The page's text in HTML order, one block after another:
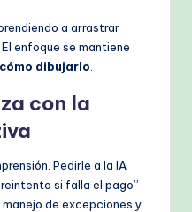
a arrastrar
enfoque se mantiene
cómo dibujarlo
con la
Pedirle a la IA
si falla el pago”
de excepciones y